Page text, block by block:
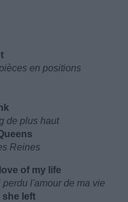
en positions
de plus haut
Reines
of my life
l'amour de ma vie
she left